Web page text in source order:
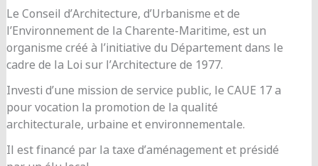
Le Conseil d’Architecture, d’Urbanisme et de
l’Environnement de la Charente-Maritime, est un
organisme créé à l’initiative du Département dans le
cadre de la Loi sur l’Architecture de 1977.
Investi d’une mission de service public, le CAUE 17 a
pour vocation la promotion de la qualité
architecturale, urbaine et environnementale.
Il est financé par la taxe d’aménagement et présidé